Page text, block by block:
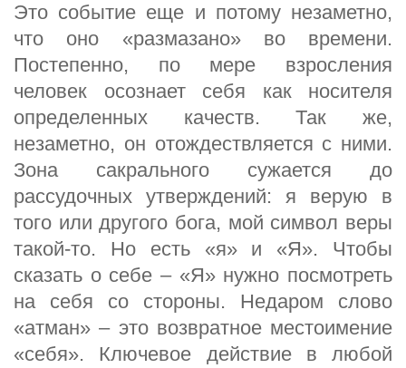
Это событие еще и потому незаметно,
что оно «размазано» во времени.
Постепенно, по мере взросления
человек осознает себя как носителя
определенных качеств. Так же,
незаметно, он отождествляется с ними.
Зона сакрального сужается до
рассудочных утверждений: я верую в
того или другого бога, мой символ веры
такой-то. Но есть «я» и «Я». Чтобы
сказать о себе – «Я» нужно посмотреть
на себя со стороны. Недаром слово
«атман» – это возвратное местоимение
«себя». Ключевое действие в любой